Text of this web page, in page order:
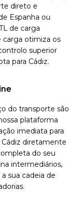
direto e
Espanha ou
de carga
carga otimiza os
superior
para Cádiz.
do transporte são
plataforma
imediata para
diretamente
do seu
intermediários,
sua cadeia de